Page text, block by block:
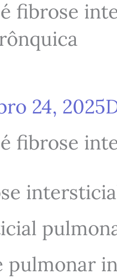
fibrose
24, 2025
fibrose
pulmonar